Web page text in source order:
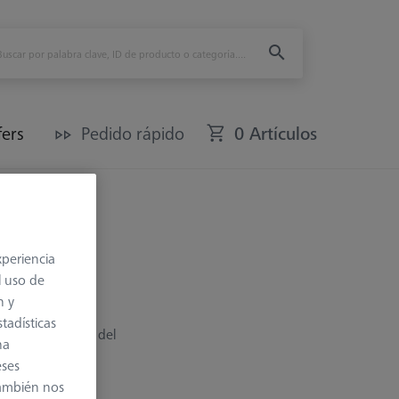
Pedido rápido 0 Artículos
en una
depende del
uso de
y
nos